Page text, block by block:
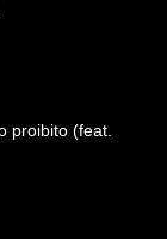
proibito (feat.